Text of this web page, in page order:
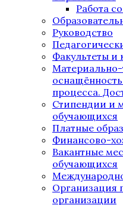
Работа
Руководство
Факультеты и
Материально-
процесса.
Стипендии и
обучающихся
Платные
Финансово-
Вакантные
обучающихся
Организация
организации